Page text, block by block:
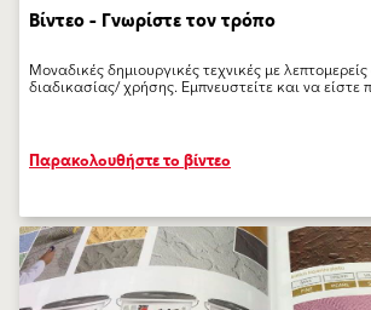
Βίντεο – Γνωρίστε τον τρόπο
Μοναδικές δημιουργικές τεχνικές με
διαδικασίας/ χρήσης. Εμπνευστείτε και να είστε
Παρακολουθήστε το βίντεο